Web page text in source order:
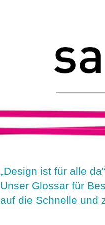
„Design ist für alle da“
Unser Glossar für
auf die Schnelle und